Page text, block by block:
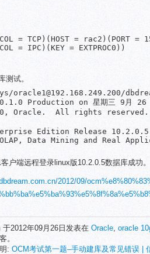
= TCP)(HOST = rac2)(PORT =
= IPC)(KEY = EXTPROC0))
测试。
oracle1@192.168.249.200/
Production on 星期三 9月 26
Oracle.  All rights reserved.
Edition Release
Data Mining and Real
户端远程登录linux版10.2.0.5数据库成功。
2012/09/
2012年09月26日发表在 Oracle, oracle
。
: OCM考试第一题–手动建库及常见错误 |